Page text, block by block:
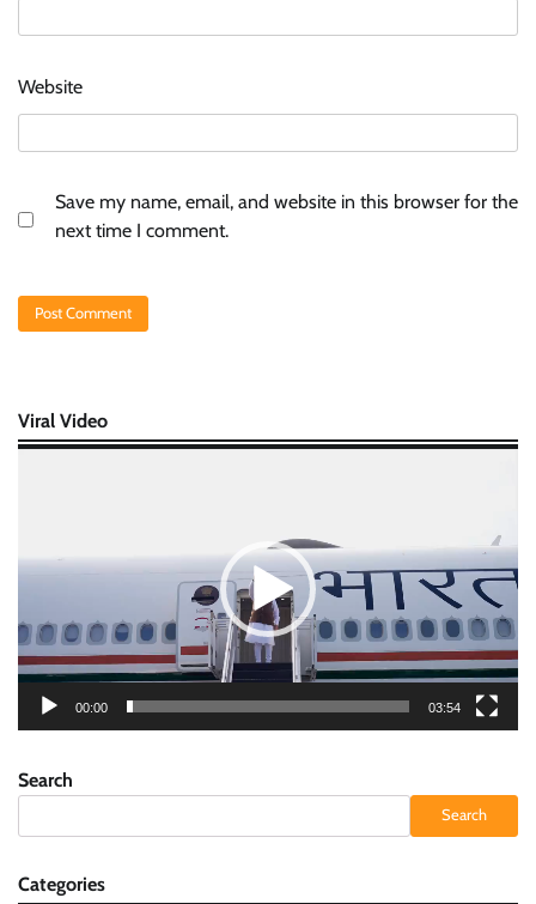
Website
Save my name, email, and website in this browser for the
next time I comment.
Viral Video
00:00 03:54
Search
Search
Categories